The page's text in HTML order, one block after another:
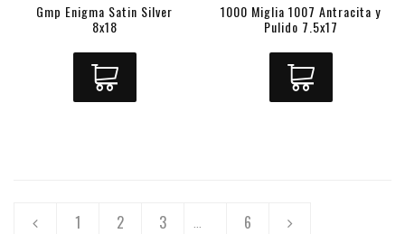
Gmp Enigma Satin Silver
8x18
1000 Miglia 1007 Antracita y
Pulido 7.5x17
1 2 3 6